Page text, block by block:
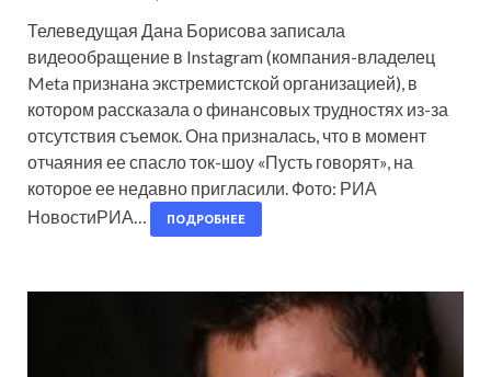
Телеведущая Дана Борисова записала
видеообращение в Instagram (компания-владелец
Meta признана экстремистской организацией), в
котором рассказала о финансовых трудностях из-за
отсутствия съемок. Она призналась, что в момент
отчаяния ее спасло ток-шоу «Пусть говорят», на
которое ее недавно пригласили. Фото: РИА
НовостиРИА…
ПОДРОБНЕЕ